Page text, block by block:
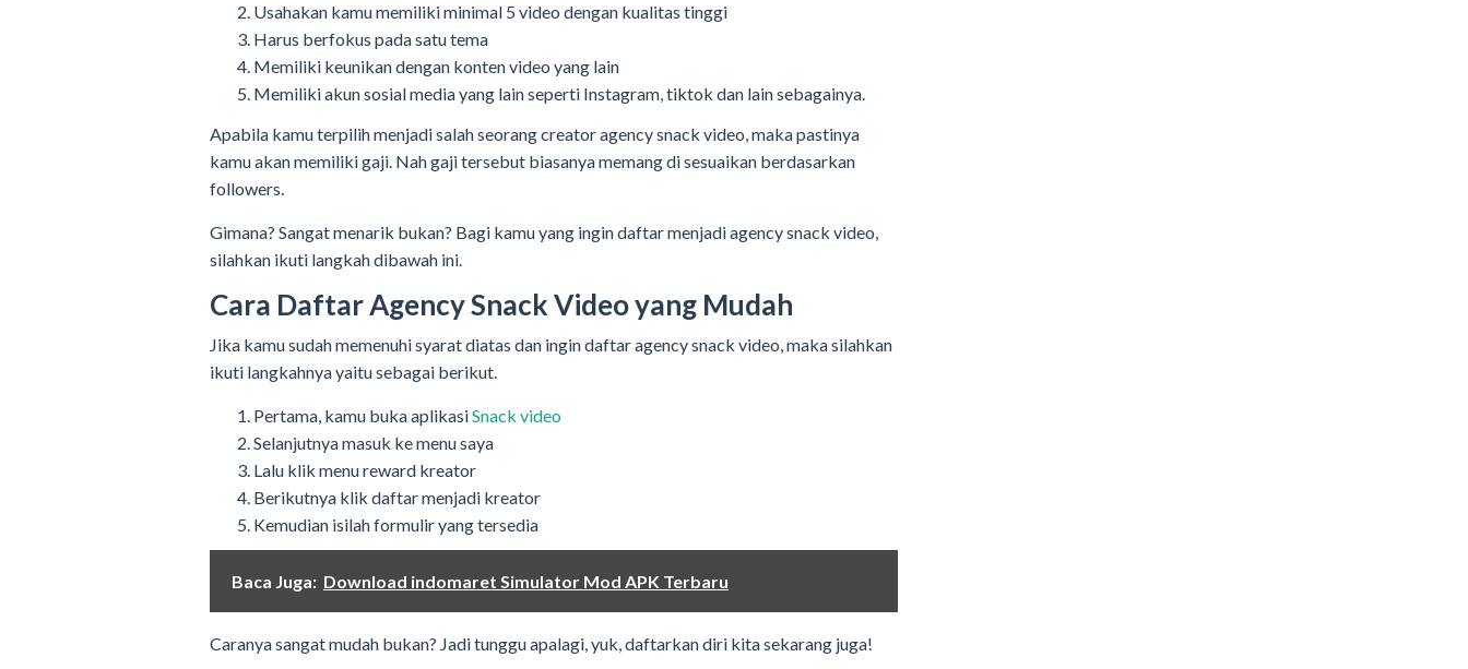
Usahakan kamu memiliki minimal 5 video dengan kualitas tinggi
Harus berfokus pada satu tema
Memiliki keunikan dengan konten video yang lain
Memiliki akun sosial media yang lain seperti Instagram, tiktok dan lain sebagainya.
Apabila kamu terpilih menjadi salah seorang creator agency snack video, maka pastinya
kamu akan memiliki gaji. Nah gaji tersebut biasanya memang di sesuaikan berdasarkan
followers.
Gimana? Sangat menarik bukan? Bagi kamu yang ingin daftar menjadi agency snack video,
silahkan ikuti langkah dibawah ini.
Cara Daftar Agency Snack Video yang Mudah
Jika kamu sudah memenuhi syarat diatas dan ingin daftar agency snack video, maka silahkan
ikuti langkahnya yaitu sebagai berikut.
Pertama, kamu buka aplikasiSnack video
Selanjutnya masuk ke menu saya
Lalu klik menu reward kreator
Berikutnya klik daftar menjadi kreator
Kemudian isilah formulir yang tersedia
Baca Juga: Download indomaret Simulator Mod APK Terbaru
Caranya sangat mudah bukan? Jadi tunggu apalagi, yuk, daftarkan diri kita sekarang juga!